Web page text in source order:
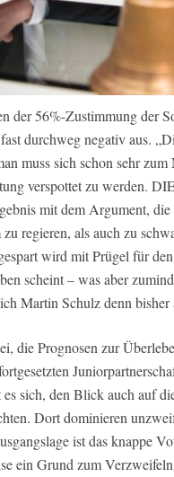
der 56%-Zustimmung der
durchweg negativ aus.
muss sich schon sehr
verspottet zu werden.
mit dem Argument,
regieren, als auch zu
wird mit Prügel für
scheint – was aber
Martin Schulz denn
die Prognosen zur
sich, den Blick auch auf
Dort dominieren
ist das knappe
ein Grund zum